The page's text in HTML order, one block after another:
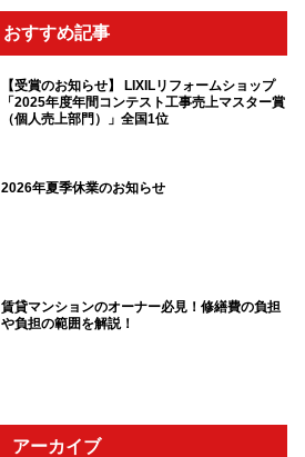
おすすめ記事
【受賞のお知らせ】 LIXILリフォームショップ
「2025年度年間コンテスト工事売上マスター賞
（個人売上部門）」全国1位
2026年夏季休業のお知らせ
賃貸マンションのオーナー必見！修繕費の負担
や負担の範囲を解説！
アーカイブ